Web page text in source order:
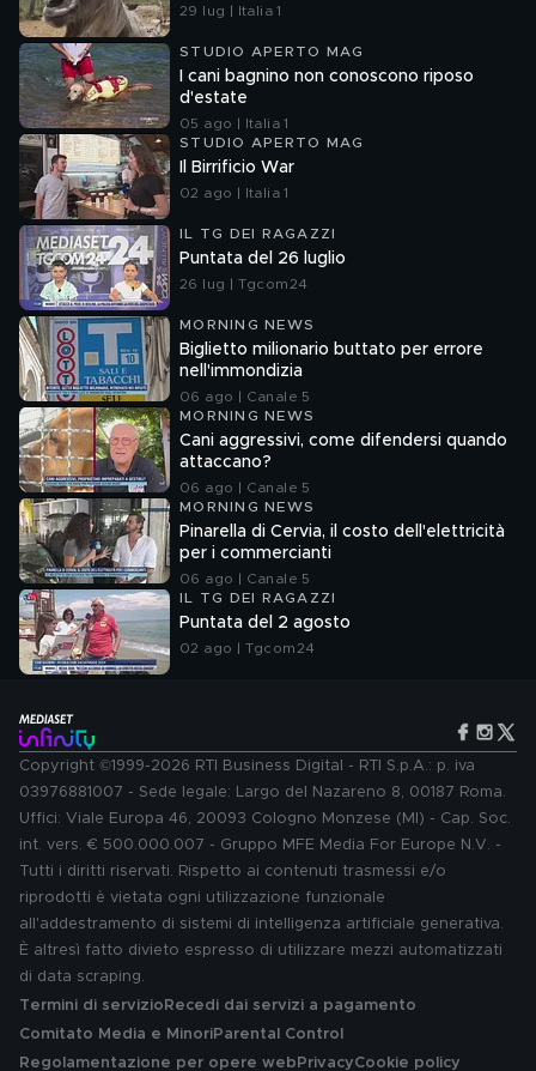
29 lug | Italia 1
STUDIO APERTO MAG
I cani bagnino non conoscono riposo
d'estate
05 ago | Italia 1
STUDIO APERTO MAG
Il Birrificio War
02 ago | Italia 1
IL TG DEI RAGAZZI
Puntata del 26 luglio
26 lug | Tgcom24
MORNING NEWS
Biglietto milionario buttato per errore
nell'immondizia
06 ago | Canale 5
MORNING NEWS
Cani aggressivi, come difendersi quando
attaccano?
06 ago | Canale 5
MORNING NEWS
Pinarella di Cervia, il costo dell'elettricità
per i commercianti
06 ago | Canale 5
IL TG DEI RAGAZZI
Puntata del 2 agosto
02 ago | Tgcom24
Copyright ©1999-2026 RTI Business Digital - RTI S.p.A.: p. iva
03976881007 - Sede legale: Largo del Nazareno 8, 00187 Roma.
Uffici: Viale Europa 46, 20093 Cologno Monzese (MI) - Cap. Soc.
int. vers. € 500.000.007 - Gruppo MFE Media For Europe N.V. -
Tutti i diritti riservati. Rispetto ai contenuti trasmessi e/o
riprodotti è vietata ogni utilizzazione funzionale
all'addestramento di sistemi di intelligenza artificiale generativa.
È altresì fatto divieto espresso di utilizzare mezzi automatizzati
di data scraping.
Termini di servizio Recedi dai servizi a pagamento
Comitato Media e MinoriParental Control
Regolamentazione per opere web PrivacyCookie policy